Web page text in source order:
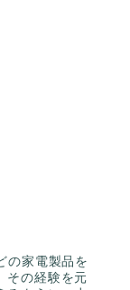
の家電製品を
その経験を元